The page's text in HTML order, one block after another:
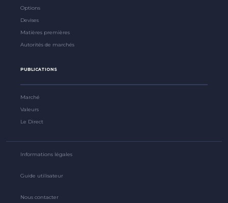
Options
Devises
Matières premières
Autorités de marchés
PUBLICATIONS
Marché
Valeurs
Le Direct
Informations légales
Guide utilisateur
Nous contacter